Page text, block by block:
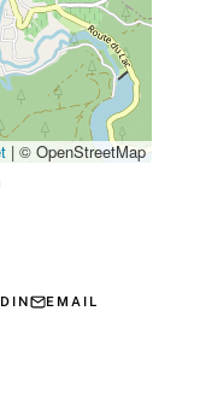
| © OpenStreetMap
EMAIL